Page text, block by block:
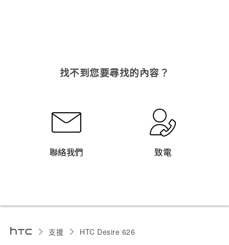
找不到您要尋找的內容？
聯絡我們 致電
支援 HTC Desire 626‎